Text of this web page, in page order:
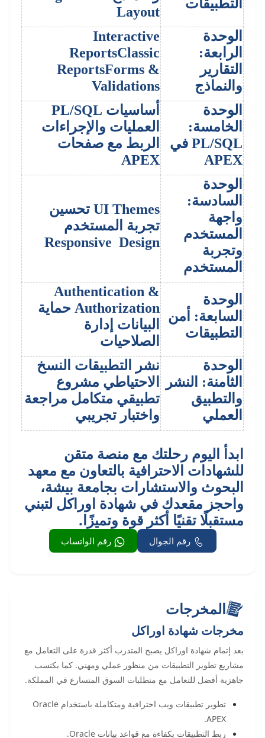
التطبيقات
Layout
الوحدة
الرابعة:
التقارير
والنماذج
Interactive
ReportsClassic
ReportsForms &
Validations
الوحدة
الخامسة:
PL/SQL في
APEX
أساسيات PL/SQL
العمليات والإجراءات
الربط مع صفحات
APEX
الوحدة
السادسة:
واجهة
المستخدم
وتجربة
المستخدم
UI Themes تحسين
تجربة المستخدم
Responsive Design
الوحدة
السابعة: أمن
التطبيقات
Authentication &
Authorization حماية
البيانات إدارة
الصلاحيات
الوحدة
الثامنة: النشر
والتطبيق
العملي
نشر التطبيقات النسخ
الاحتياطي مشروع
تطبيقي متكامل مراجعة
واختبار تجريبي
ابدأ اليوم رحلتك مع منصة متقن
للشهادات الاحترافية بالتعاون مع معهد
البحوث والاستشارات بجامعة بيشة،
واحجز مقعدك في شهادة اوراكل لتبني
مستقبلًا تقنيًا أكثر قوة وتميزًا.
رقم الجوال رقم الواتساب
المخرجات
مخرجات شهادة اوراكل
بعد إتمام شهادة اوراكل يصبح المتدرب أكثر قدرة على التعامل مع
مشاريع تطوير التطبيقات من منظور عملي ومهني. كما يكتسب
جاهزية أفضل للتعامل مع متطلبات السوق المتسارع في المملكة.
تطوير تطبيقات ويب احترافية ومتكاملة باستخدام Oracle
APEX.
ربط التطبيقات بكفاءة مع قواعد بيانات Oracle.